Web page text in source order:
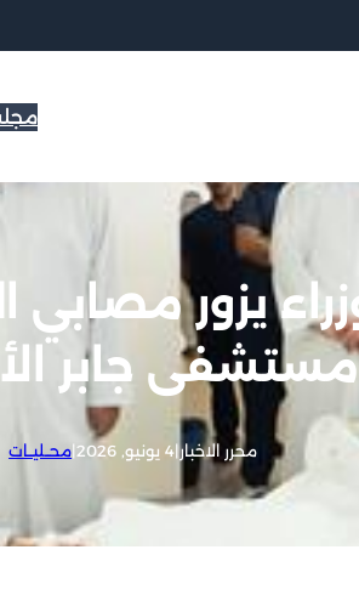
يزور مصابي
مستشفى جابر
محرر الاخبار|4 يونيو, 2026 | محــليــات